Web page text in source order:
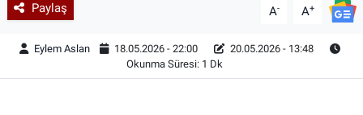
Paylaş A- A+
Eylem Aslan 18.05.2026 - 22:00
20.05.2026 - 13:48
Okunma Süresi: 1 Dk